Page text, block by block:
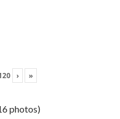
› »
photos)